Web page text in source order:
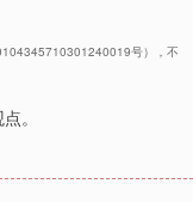
号），不
。